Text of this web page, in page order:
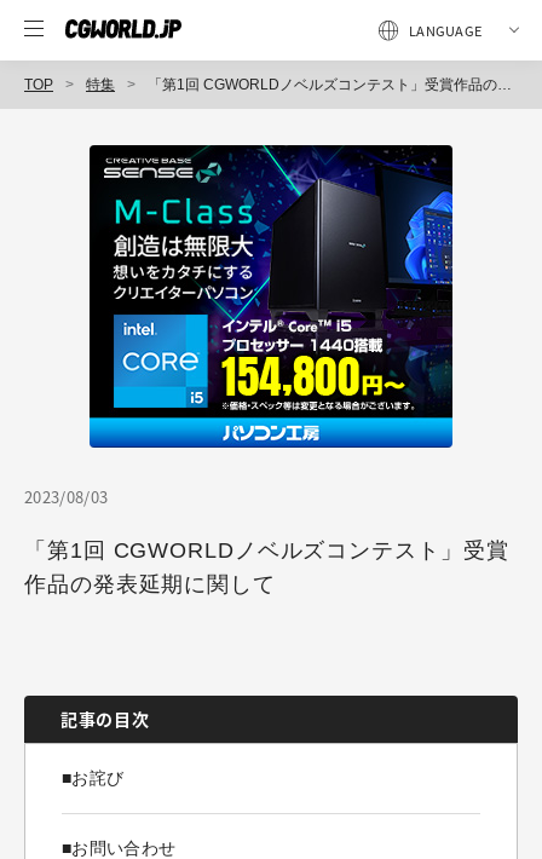
TOP 特集 「第1回 CGWORLDノベルズコンテスト」受賞作品の発表延期に関して
2023/08/03
「第1回 CGWORLDノベルズコンテスト」受賞
作品の発表延期に関して
記事の目次
■お詫び
■お問い合わせ